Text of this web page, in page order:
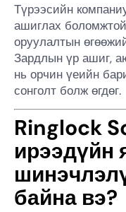
Түрээсийн
ашиглах
оруулалтын
Зардлын үр ашиг,
нь орчин үеийн
сонголт болж өгдөг.
Ringlock
ирээдүйн
байна вэ?